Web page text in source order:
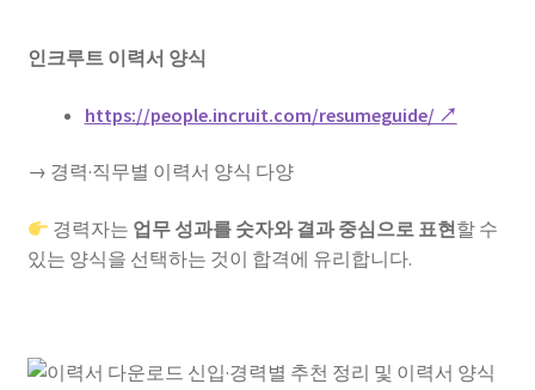
인크루트 이력서 양식
https://people.incruit.com/resumeguide/ ↗
→ 경력·직무별 이력서 양식 다양
경력자는 업무 성과를 숫자와 결과 중심으로 표현할 수
있는 양식을 선택하는 것이 합격에 유리합니다.